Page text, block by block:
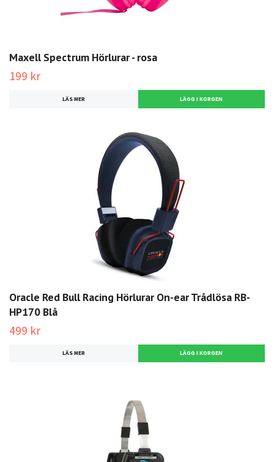
Maxell Spectrum Hörlurar - rosa
199 kr
LÄS MER
Oracle Red Bull Racing Hörlurar On-ear Trådlösa RB-
HP170 Blå
499 kr
LÄS MER